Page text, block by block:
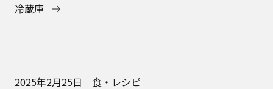
冷蔵庫
2025年2月25日 食・レシピ